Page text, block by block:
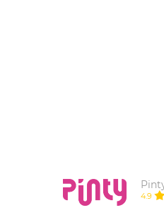
ИЗДЕЛИЯ ДЛЯ
4.9